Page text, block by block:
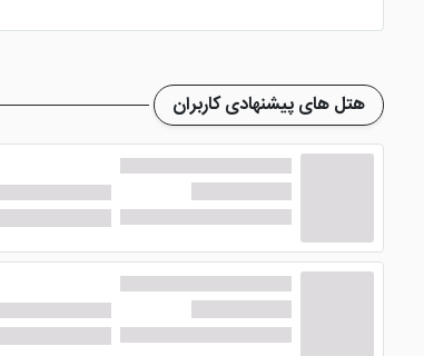
هتل 3 ستاره بستان
هتل قیمت مناسب بستان تهران کافی شاپ خود
دسر های لذیذ، مکانی محبوب در میان میهمانان
دیگر خدمات هتل بستان تهران
هتل بستان تهران دارای خدمات دیگری نظیر سالن
واحد اقامتی بهره‌مند شوند. جهت رزرو هتل تهران،
هتل های پیشنهادی کاربران